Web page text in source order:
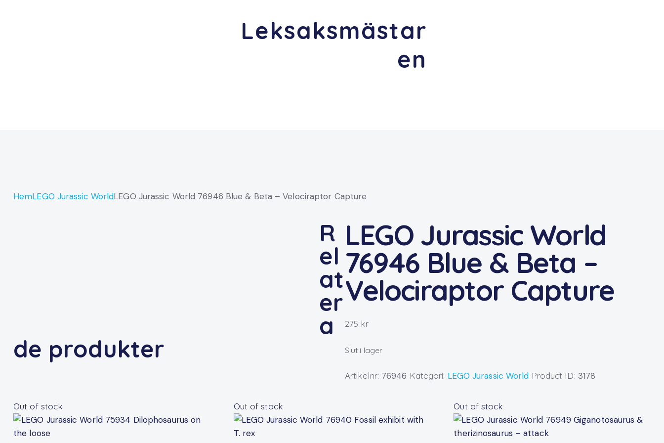
Leksaksmästar
en
HemLEGO Jurassic WorldLEGO Jurassic World 76946 Blue & Beta – Velociraptor Capture
LEGO Jurassic World
76946 Blue & Beta –
Velociraptor Capture
275 kr
Slut i lager
Artikelnr: 76946 Kategori: LEGO Jurassic World Product ID: 3178
R
el
at
er
a
de produkter
Out of stock Out of stock Out of stock